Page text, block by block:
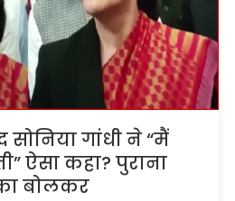
गांधी ने “मैं
ऐसा कहा? पुराना
का बोलकर